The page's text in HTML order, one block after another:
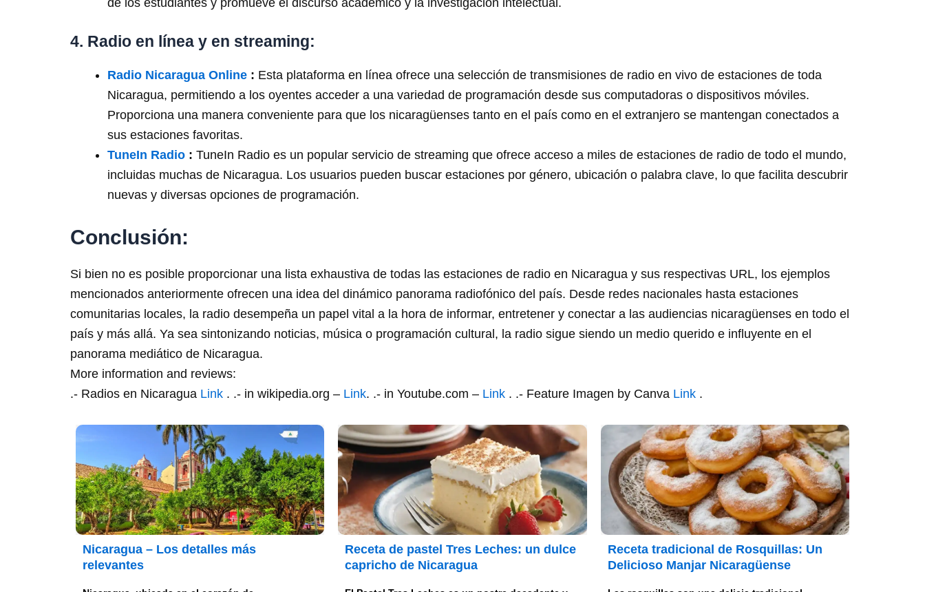
de los estudiantes y promueve el discurso académico y la investigación intelectual.
4. Radio en línea y en streaming:
Radio Nicaragua Online : Esta plataforma en línea ofrece una selección de transmisiones de radio en vivo de estaciones de toda
Nicaragua, permitiendo a los oyentes acceder a una variedad de programación desde sus computadoras o dispositivos móviles.
Proporciona una manera conveniente para que los nicaragüenses tanto en el país como en el extranjero se mantengan conectados a
sus estaciones favoritas.
TuneIn Radio : TuneIn Radio es un popular servicio de streaming que ofrece acceso a miles de estaciones de radio de todo el mundo,
incluidas muchas de Nicaragua. Los usuarios pueden buscar estaciones por género, ubicación o palabra clave, lo que facilita descubrir
nuevas y diversas opciones de programación.
Conclusión:
Si bien no es posible proporcionar una lista exhaustiva de todas las estaciones de radio en Nicaragua y sus respectivas URL, los ejemplos
mencionados anteriormente ofrecen una idea del dinámico panorama radiofónico del país. Desde redes nacionales hasta estaciones
comunitarias locales, la radio desempeña un papel vital a la hora de informar, entretener y conectar a las audiencias nicaragüenses en todo el
país y más allá. Ya sea sintonizando noticias, música o programación cultural, la radio sigue siendo un medio querido e influyente en el
panorama mediático de Nicaragua.
More information and reviews:
.- Radios en Nicaragua Link . .- in wikipedia.org – Link. .- in Youtube.com – Link . .- Feature Imagen by Canva Link .
Nicaragua – Los detalles más
relevantes
Receta de pastel Tres Leches: un dulce
capricho de Nicaragua
Receta tradicional de Rosquillas: Un
Delicioso Manjar Nicaragüense